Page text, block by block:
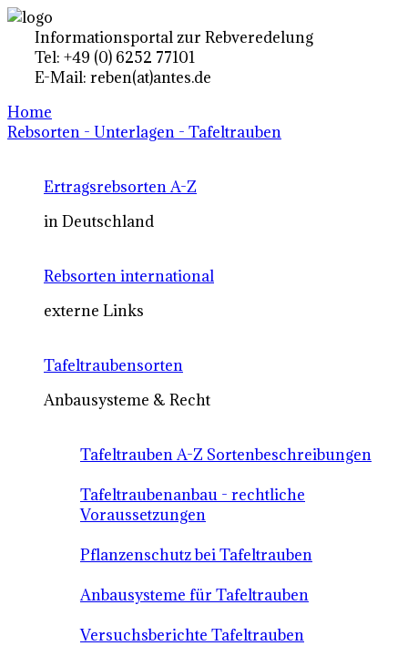
Informationsportal zur Rebveredelung
Tel: +49 (0) 6252 77101
E-Mail: reben(at)antes.de
Home
Rebsorten - Unterlagen - Tafeltrauben
Ertragsrebsorten A-Z
in Deutschland
Rebsorten international
externe Links
Tafeltraubensorten
Anbausysteme & Recht
Tafeltrauben A-Z Sortenbeschreibungen
Tafeltraubenanbau - rechtliche
Voraussetzungen
Pflanzenschutz bei Tafeltrauben
Anbausysteme für Tafeltrauben
Versuchsberichte Tafeltrauben